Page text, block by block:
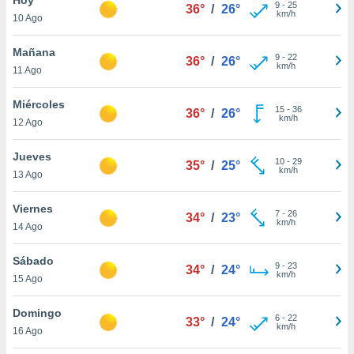
y
en
más
de
cookies
10 Ago
36° / 26° 9- 25
km/h
Mañana
11 Ago
36° / 26° 9- 22
km/h
Miércoles
12 Ago
36° / 26° 15- 36
km/h
Jueves
13 Ago
35° / 25° 10- 29
km/h
Viernes
14 Ago
34° / 23° 7- 26
km/h
Sábado
15 Ago
34° / 24° 9- 23
km/h
Domingo
16 Ago
33° / 24° 6- 22
km/h